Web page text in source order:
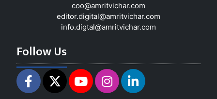
coo@amritvichar.com
editor.digital@amritvichar.com
info.digtal@amritvichar.com
Follow Us